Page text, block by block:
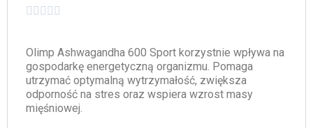
    
Olimp Ashwagandha 600 Sport korzystnie wpływa na
gospodarkę energetyczną organizmu. Pomaga
utrzymać optymalną wytrzymałość, zwiększa
odporność na stres oraz wspiera wzrost masy
mięśniowej.